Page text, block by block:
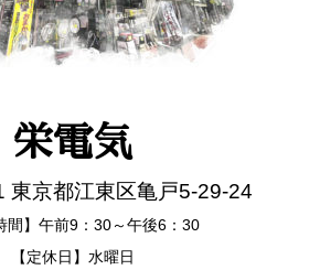
栄電気
東京都江東区亀戸5-29-24
間】午前9：30～午後6：30
【定休日】水曜日